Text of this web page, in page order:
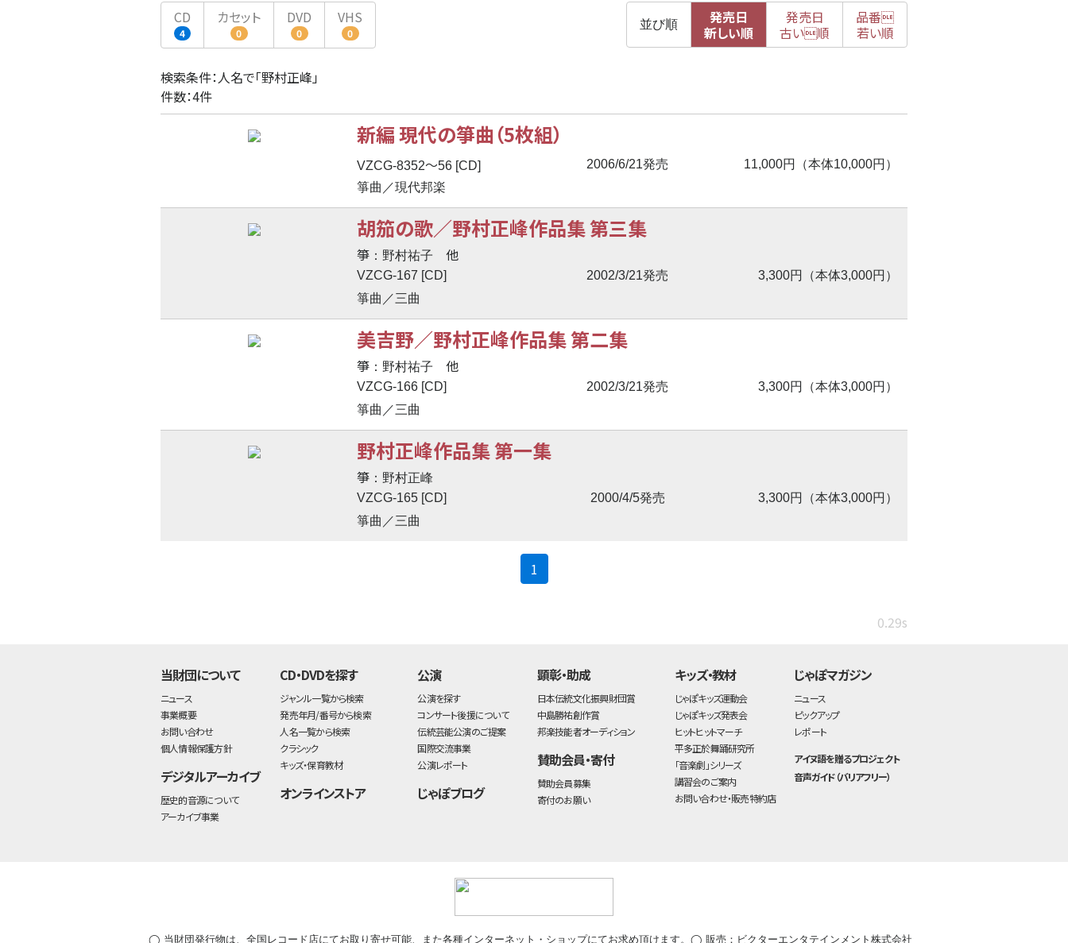
CD
4
カセット
0
DVD
0
VHS
0
並び順
発売日
新しい順
発売日
古い順
品番
若い順
検索条件：人名で「野村正峰」
件数：4件
新編 現代の箏曲（5枚組）
VZCG-8352〜56 [CD] 2006/6/21発売
11,000円（本体10,000円）
箏曲／現代邦楽
胡笳の歌／野村正峰作品集 第三集
箏 ：野村祐子 他
VZCG-167 [CD] 2002/3/21発売
3,300円（本体3,000円）
箏曲／三曲
美吉野／野村正峰作品集 第二集
箏 ：野村祐子 他
VZCG-166 [CD] 2002/3/21発売
3,300円（本体3,000円）
箏曲／三曲
野村正峰作品集 第一集
箏 ：野村正峰
VZCG-165 [CD]
2000/4/5発売
3,300円（本体3,000円）
箏曲／三曲
1
0.29s
当財団について
ニュース
事業概要
お問い合わせ
個人情報保護方針
デジタルアーカイブ
歴史的音源について
アーカイブ事業
CD・DVDを探す
ジャンル一覧から検索
発売年月/番号から検索
人名一覧から検索
クラシック
キッズ・保育教材
オンラインストア
公演
公演を探す
コンサート後援について
伝統芸能公演のご提案
国際交流事業
公演レポート
じゃぽブログ
顕彰・助成
日本伝統文化振興財団賞
中島勝祐創作賞
邦楽技能者オーディション
賛助会員・寄付
賛助会員募集
寄付のお願い
キッズ・教材
じゃぽキッズ運動会
じゃぽキッズ発表会
ヒットヒットマーチ
平多正於舞踊研究所
「音楽劇」シリーズ
講習会のご案内
お問い合わせ・販売特約店
じゃぽマガジン
ニュース
ピックアップ
レポート
アイヌ語を贈るプロジェクト
音声ガイド（バリアフリー）
◯ 当財団発行物は、全国レコード店にてお取り寄せ可能、また各種インターネット・ショップにてお求め頂けます。◯ 販売：ビクターエンタテインメント株式会社